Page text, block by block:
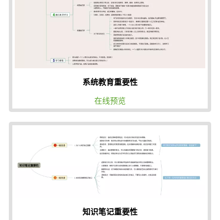
系统教育重要性
在线预览
知识笔记重要性